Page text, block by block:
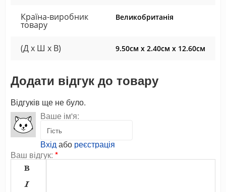
Країна-виробник
товару
Великобританія
(Д x Ш x В) 9.50см x 2.40см x 12.60см
Додати відгук до товару
Відгуків ще не було.
Ваше ім'я:
Вхідабо реєстрація
Ваш відгук: *

